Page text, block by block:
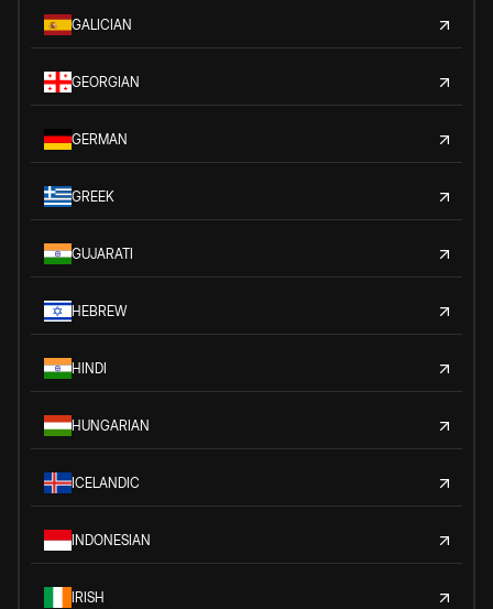
GALICIAN
GEORGIAN
GERMAN
GREEK
GUJARATI
HEBREW
HINDI
HUNGARIAN
ICELANDIC
INDONESIAN
IRISH